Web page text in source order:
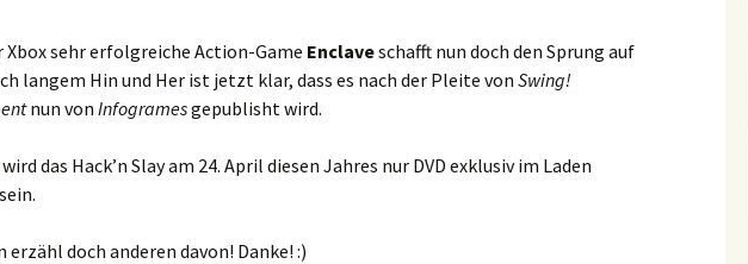
Xbox sehr erfolgreiche Action-Game Enclaveschafft nun doch den Sprung auf
langem Hin und Her ist jetzt klar, dass es nach der Pleite von Swing!
nun von Infogramesgepublisht wird.
das Hack’n Slay am 24. April diesen Jahres nur DVD exklusiv im Laden
erzähl doch anderen davon! Danke! :)